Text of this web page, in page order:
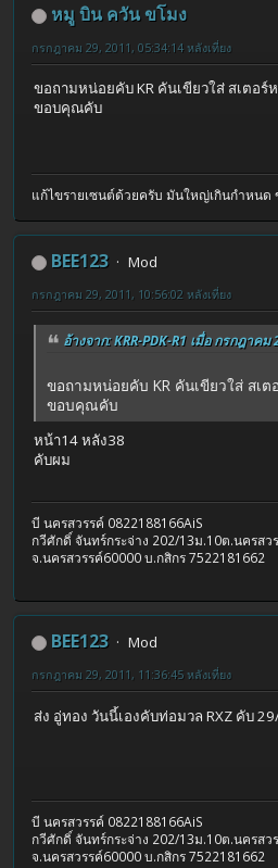
หมู บิน ควัน ขโมง
กรกฎาคม 29, 2011, 05:34:14 หลังเที่ยง
ขอถามหน่อยคับ KR คันเขียวใส่ สเตอ
ขอบคุณคับ
แก้ไขรายเซนต์ด้วยครับ มันใหญ่เกินกำหน
BEE123
Mod
กรกฎาคม 29, 2011, 10:56:02 หลังเที่ยง
อ้างจาก: KRR-PDK-R1 เมื่อ กรกฎาค
ขอถามหน่อยคับ KR คันเขียวใส่ สเ
ขอบคุณคับ
หน้า14 หลัง38
คับผม
บี นครสวรรค์ 0822188166AiS
กวีศักดิ์ จันทร์กระจ่าง 202/13ม.10ต.นครสว
จ.นครสวรรค์60000 บ.กสิกร 7522181662
BEE123
Mod
กรกฎาคม 29, 2011, 11:36:45 หลังเที่ยง
ส่ง อู่ทอง วันนี้เองคับท่อมวล RXZ คับ
บี นครสวรรค์ 0822188166AiS
กวีศักดิ์ จันทร์กระจ่าง 202/13ม.10ต.นครสว
จ.นครสวรรค์60000 บ.กสิกร 7522181662